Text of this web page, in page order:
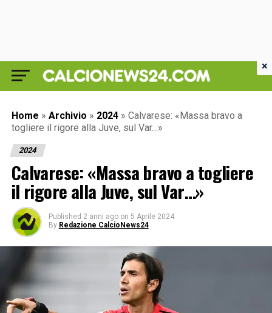
Home » Archivio » 2024 » Calvarese: «Massa bravo a
togliere il rigore alla Juve, sul Var…»
2024
Calvarese: «Massa bravo a togliere
il rigore alla Juve, sul Var…»
Published 2 anni ago on 5 Aprile 2024
By Redazione CalcioNews24
×